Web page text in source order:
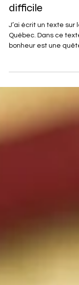
Antilles et le
difficile
J’ai écrit un texte sur
Québec. Dans ce